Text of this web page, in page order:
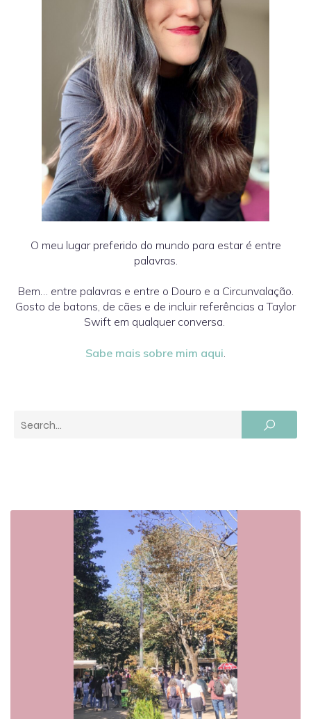
O meu lugar preferido do mundo para estar é entre
palavras.
Bem… entre palavras e entre o Douro e a Circunvalação.
Gosto de batons, de cães e de incluir referências a Taylor
Swift em qualquer conversa.
Sabe mais sobre mim aqui.